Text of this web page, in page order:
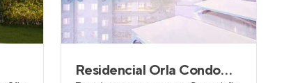
Residencial Orla Condomínio Praia